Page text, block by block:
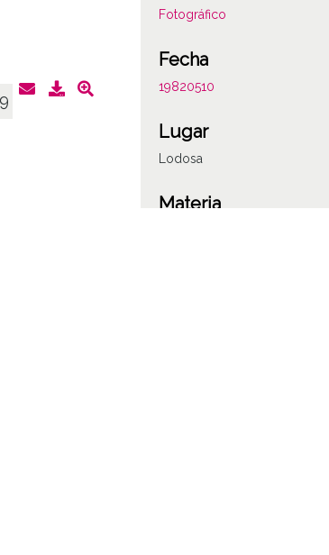
Fotográfico
Fecha
19820510
Lugar
Lodosa
Materia